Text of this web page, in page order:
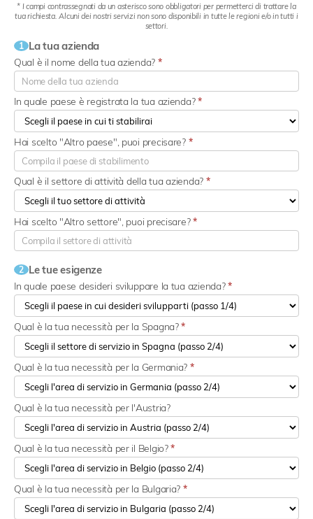
* I campi contrassegnati da un asterisco sono obbligatori per permetterci di trattare la
tua richiesta. Alcuni dei nostri servizi non sono disponibili in tutte le regioni e/o in tutti i
settori.
1 La tua azienda
Qual è il nome della tua azienda? *
In quale paese è registrata la tua azienda?*
Qual è il settore di attività della tua azienda? *
Hai scelto "Altro paese", puoi precisare? *
Hai scelto "Altro settore", puoi precisare?*
2 Le tue esigenze
In quale paese desideri sviluppare la tua azienda?*
Qual è la tua necessità per la Spagna?*
Qual è la tua necessità per la Germania? *
Qual è la tua necessità per l'Austria?
Qual è la tua necessità per il Belgio?*
Qual è la tua necessità per la Bulgaria? *